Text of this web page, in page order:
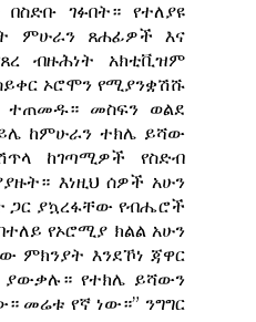
ገፉበት። የተለያዩ
ምሁራን ጸሐፊዎች እና
ብዙሕነት አክቲቪዝም
ኦሮሞን የሚያንቋሽሹ
መስፍን ወልደ
ከምሁራን ተክሌ ይሻው
ከገጣሚዎች የስድብ
እነዚህ ሰዎች አሁን
ጋር ያኳረፋቸው የብሔሮች
የኦሮሚያ ክልል አሁን
ምክንያት እንደኾነ ጃዋር
የተክሌ ይሻውን
መሬቱ የኛ ነው።” ንግግር